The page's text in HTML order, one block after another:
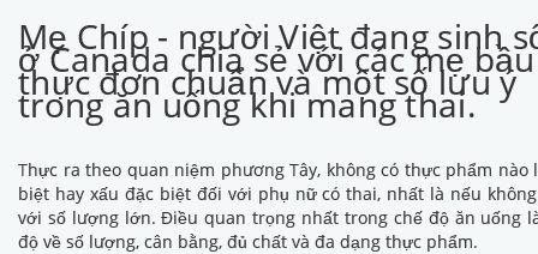
Mẹ Chíp - người Việt đang sinh
ở Canada chia sẻ với các mẹ bầu
thực đơn chuẩn và một số lưu ý
trong ăn uống khi mang thai.
Thực ra theo quan niệm phương Tây, không có thực phẩm nào
biệt hay xấu đặc biệt đối với phụ nữ có thai, nhất là nếu
với số lượng lớn. Điều quan trọng nhất trong chế độ ăn uống
độ về số lượng, cân bằng, đủ chất và đa dạng thực phẩm.